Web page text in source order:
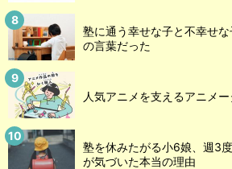
塾に通う幸せな子と不幸せ
の言葉だった
人気アニメを支えるアニメ
塾を休みたがる小6娘、週3
が気づいた本当の理由